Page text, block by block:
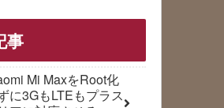
事
Mi MaxをRoot化
に3GもLTEもプラス